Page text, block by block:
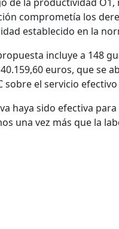
comprometía los
establecido en la
incluye a 148
euros, que se
sobre el servicio
haya sido efectiva
una vez más que la